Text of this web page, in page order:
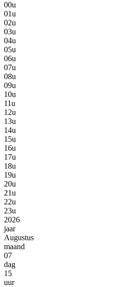
00u
01u
02u
03u
04u
05u
06u
07u
08u
09u
10u
11u
12u
13u
14u
15u
16u
17u
18u
19u
20u
21u
22u
23u
2026
jaar
Augustus
maand
07
dag
15
uur